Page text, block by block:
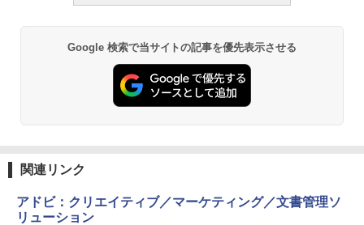
Google 検索で当サイトの記事を優先表示させる
関連リンク
アドビ：クリエイティブ／マーケティング／文書管理ソ
リューション